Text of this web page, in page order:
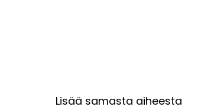
Lisää samasta aiheesta